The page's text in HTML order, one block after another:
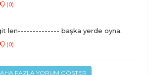
(0)
len-------------- başka yerde oyna.
(0)
FAZLA YORUM GÖSTER